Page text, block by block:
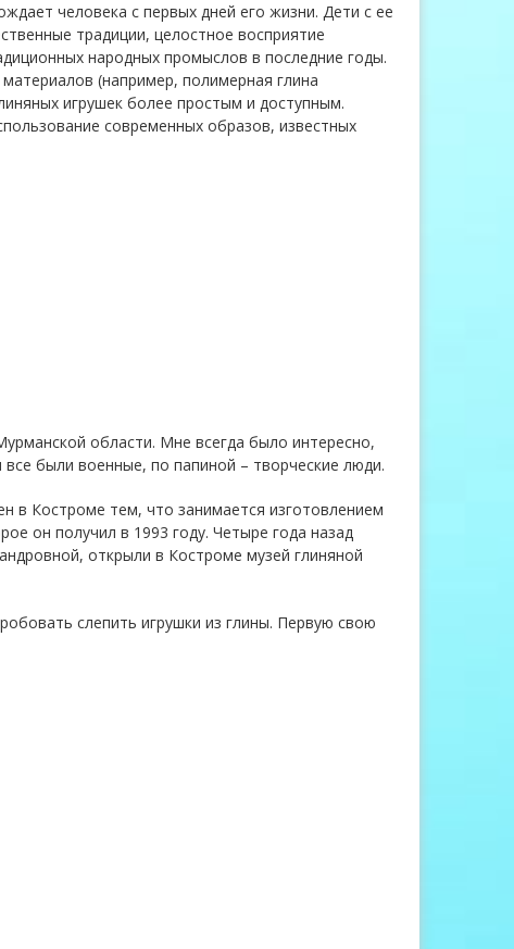
человека с первых дней его жизни. Дети с ее
традиции, целостное восприятие
народных промыслов в последние годы.
(например, полимерная глина
игрушек более простым и доступным.
современных образов, известных
области. Мне всегда было интересно,
были военные, по папиной – творческие люди.
Костроме тем, что занимается изготовлением
он получил в 1993 году. Четыре года назад
открыли в Костроме музей глиняной
слепить игрушки из глины. Первую свою